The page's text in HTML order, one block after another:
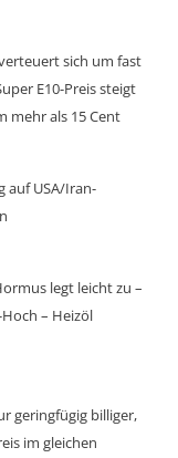
sich um fast
E10-Preis steigt
mehr als 15 Cent
auf USA/Iran-
legt leicht zu –
– Heizöl
geringfügig billiger,
im gleichen